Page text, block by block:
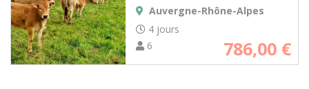
Auvergne-Rhône-Alpes
4 jours
6
786,00 €